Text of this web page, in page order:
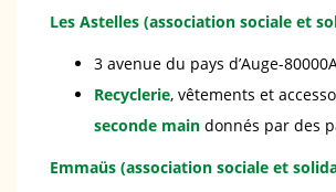
Les Astelles (association sociale et
3 avenue du pays d’Auge-
Recyclerie, vêtements et
seconde main donnés par des
Emmaüs (association sociale et